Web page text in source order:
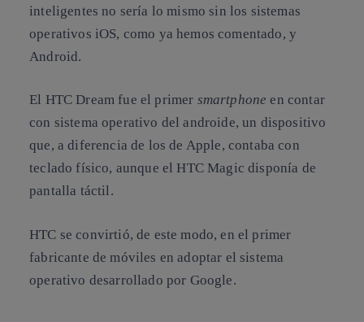
inteligentes no sería lo mismo sin los sistemas
operativos iOS, como ya hemos comentado, y
Android.
El HTC Dream fue el primer smartphoneen contar
con sistema operativo del androide, un dispositivo
que, a diferencia de los de Apple, contaba con
teclado físico, aunque el HTC Magic disponía de
pantalla táctil.
HTC se convirtió, de este modo, en el primer
fabricante de móviles en adoptar el sistema
operativo desarrollado por Google.